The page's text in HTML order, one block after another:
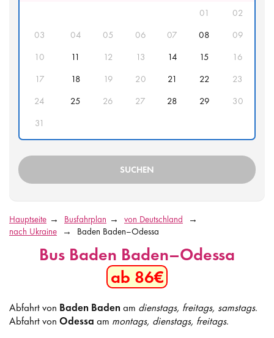
01
02
03
04 05 06 07 08
09
10
11 12 13 14 15
16
17
18 19 20 21 22
23
24
25 26 27 28 29
30
31
Hauptseite Busfahrplan
von Deutschland
nach Ukraine
Baden Baden–Odessa
Bus Baden Baden–Odessa
ab 86€
Abfahrt von Baden Baden am dienstags, freitags, samstags.
Abfahrt von Odessa am montags, dienstags, freitags.